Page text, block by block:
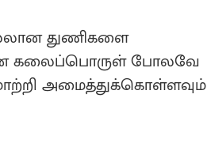
துணிகளை
கலைப்பொருள் போலவே
மாற்றி அமைத்துக்கொள்ளவும்